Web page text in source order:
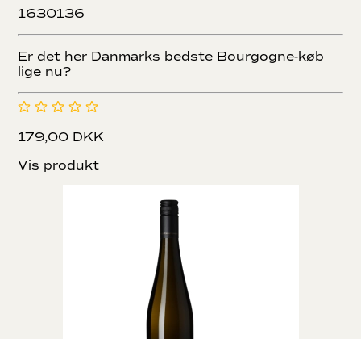
1630136
Er det her Danmarks bedste Bourgogne-køb
lige nu?
179,00 DKK
Vis produkt